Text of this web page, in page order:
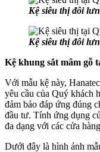
Kệ siêu thị đôi
Kệ siêu thị đôi
Kệ khung sắt mâm gỗ
Với mẫu kệ này,
yêu cầu của Quý khách
đảm bảo đáp ứng đúng
đầu tư. Tính ứng dụng
đa dạng với các cửa
Dưới đây là hình ảnh